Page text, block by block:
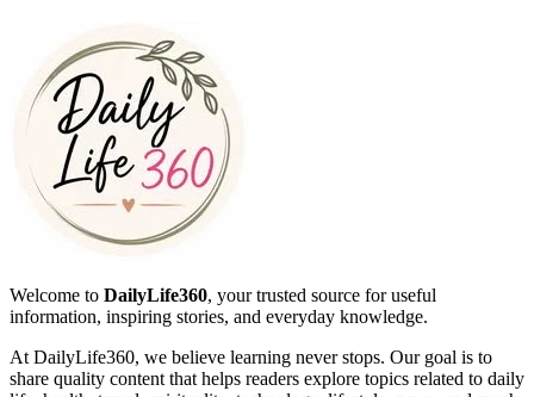
Welcome to DailyLife360, your trusted source for useful
information, inspiring stories, and everyday knowledge.
At DailyLife360, we believe learning never stops. Our goal is to
share quality content that helps readers explore topics related to daily